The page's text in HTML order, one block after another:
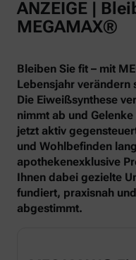
ANZEIGE |
MEGAMAX®
Bleiben Sie fit – mit
Lebensjahr verändern
Die Eiweißsynthese
nimmt ab und
jetzt aktiv
und Wohlbefinden
apothekenexklusive
Ihnen dabei gezielte
fundiert, praxisnah
abgestimmt.